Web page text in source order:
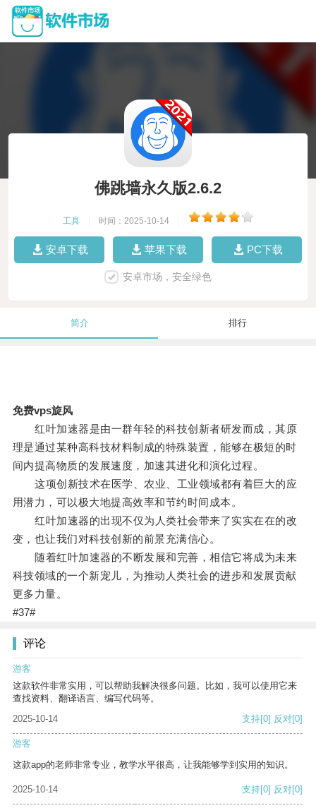
佛跳墙永久版2.6.2
工具 时间：2025-10-14
安卓下载 苹果下载 PC下载
安卓市场，安全绿色
简介 排行
免费vps旋风
红叶加速器是由一群年轻的科技创新者研发而成，其原
理是通过某种高科技材料制成的特殊装置，能够在极短的时
间内提高物质的发展速度，加速其进化和演化过程。
这项创新技术在医学、农业、工业领域都有着巨大的应
用潜力，可以极大地提高效率和节约时间成本。
红叶加速器的出现不仅为人类社会带来了实实在在的改
变，也让我们对科技创新的前景充满信心。
随着红叶加速器的不断发展和完善，相信它将成为未来
科技领域的一个新宠儿，为推动人类社会的进步和发展贡献
更多力量。
#37#
评论
游客
这款软件非常实用，可以帮助我解决很多问题。比如，我可以使用它来
查找资料、翻译语言、编写代码等。
2025-10-14
支持[0] 反对[0]
游客
这款app的老师非常专业，教学水平很高，让我能够学到实用的知识。
2025-10-14 支持[0] 反对[0]